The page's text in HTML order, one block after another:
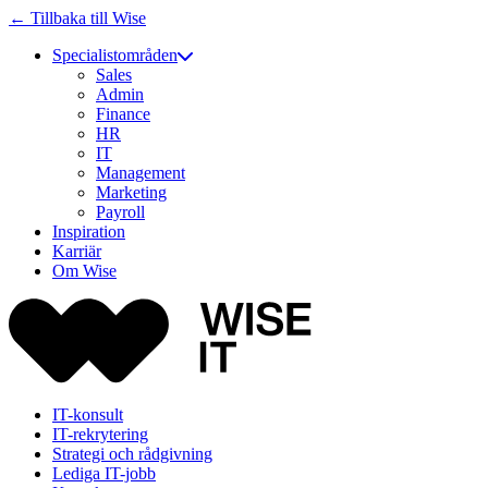
← Tillbaka till Wise
Specialistområden
Sales
Admin
Finance
HR
IT
Management
Marketing
Payroll
Inspiration
Karriär
Om Wise
IT-konsult
IT-rekrytering
Strategi och rådgivning
Lediga IT-jobb